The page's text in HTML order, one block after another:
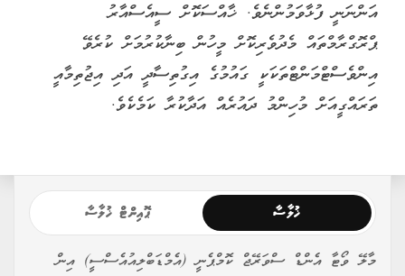
އަންނަނީ ފުޅާވަމުންނެވެ. ޚާއްސަކޮށް ސީއެސްއާރު
ޕްރޮގްރާމްތައް މެދުވެރިކޮށް މީހުން ބިނާކުރުމަށް ކުރެވޭ
އިންވެސްޓްމަންޓްތަކަކީ ގައުމުގެ އިގުތިސާދީ އަދި އިޖުތިމާއީ
ތަރައްގީއަށް މުހިންމު ދައުރެއް އަދާކުރާ ކަމެކެވެ.
ޚުލާސާ ޕޮއިންޓް ޚުލާސާ
މާލޭ ވޯޓާ އެންޑް ސްވަރޭޖް ކޮމްޕެނީ (އެމްޑަބްލިއުއެސްސީ) އިން